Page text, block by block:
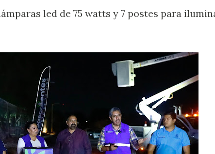
led de 75 watts y 7 postes para